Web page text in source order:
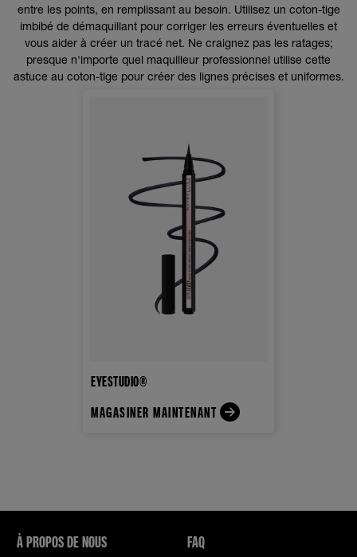
entre les points, en remplissant au besoin. Utilisez un coton-tige
imbibé de démaquillant pour corriger les erreurs éventuelles et
vous aider à créer un tracé net. Ne craignez pas les ratages;
presque n'importe quel maquilleur professionnel utilise cette
astuce au coton-tige pour créer des lignes précises et uniformes.
EYESTUDIO®
MAGASINER MAINTENANT
À PROPOS DE NOUS FAQ